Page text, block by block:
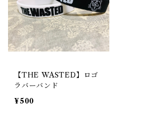
【THE WASTED】ロゴ
ラバーバンド
¥500